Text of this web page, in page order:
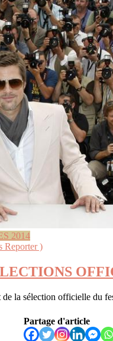
2014
Reporter )
la sélection officielle du
Partage d'article